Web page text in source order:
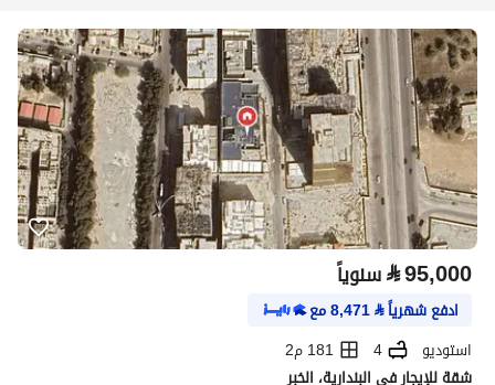
⃁95,000 سنوياً
ادفع شهرياً⃁
8,471مع
استوديو
4
181 م2
شقة للإيجار في البندارية، الخبر